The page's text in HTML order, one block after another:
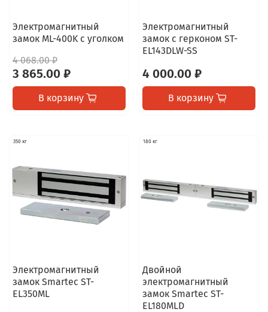
Электромагнитный
замок ML-400K с уголком
4 068.00 ₽
3 865.00 ₽
В корзину
Электромагнитный
замок с герконом ST-
EL143DLW-SS
4 000.00 ₽
В корзину
350 кг
Электромагнитный
замок Smartec ST-
EL350ML
180 кг
Двойной
электромагнитный
замок Smartec ST-
EL180MLD